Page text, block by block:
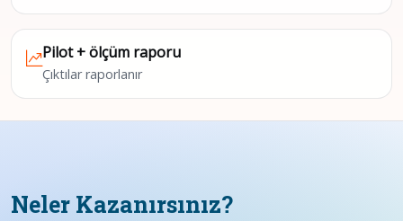
Pilot + ölçüm raporu
Çıktılar raporlanır
Neler Kazanırsınız?